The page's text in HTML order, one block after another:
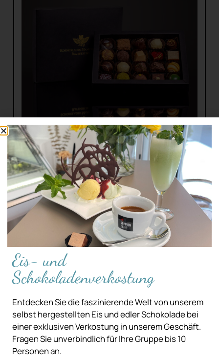
Edle Pralinenbox
Weiterlesen
Eis- und
Schokoladenverkostung
Entdecken Sie die faszinierende Welt von unserem
selbst hergestellten Eis und edler Schokolade bei
einer exklusiven Verkostung in unserem Geschäft.
Fragen Sie unverbindlich für Ihre Gruppe bis 10
Personen an.